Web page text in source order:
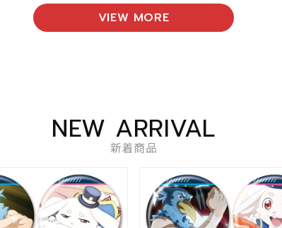
VIEW MORE
NEW ARRIVAL
新着商品